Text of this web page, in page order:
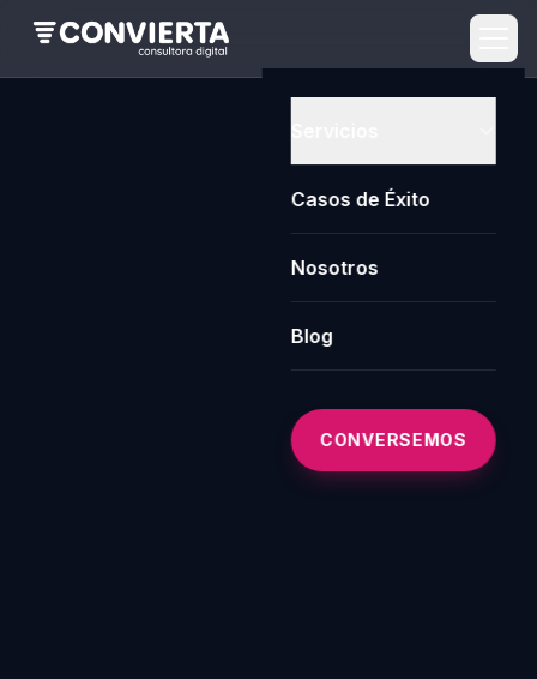
Casos de Éxito
Nosotros
Blog
CONVERSEMOS